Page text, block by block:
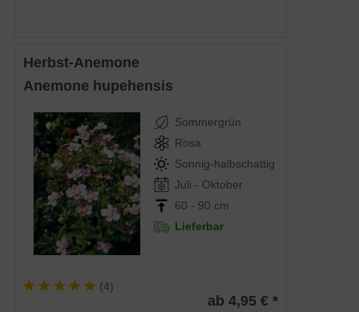
Herbst-Anemone
Anemone hupehensis
Sommergrün
Rosa
Sonnig-halbschattig
Juli - Oktober
60 - 90 cm
Lieferbar
(4)
ab 4,95 € *